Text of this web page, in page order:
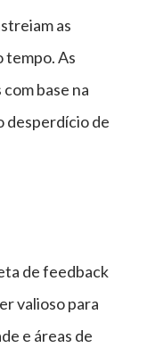
as
tempo. As
base na
desperdício de
de feedback
valioso para
e áreas de